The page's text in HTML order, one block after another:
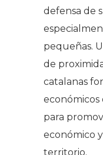
defensa de
pequeñas.
de
catalanas
económicos
para
económico
territorio.